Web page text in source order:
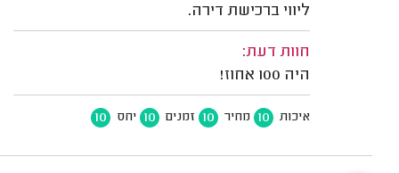
ליווי ברכישת דירה.
חוות דעת:
היה 100 אחוז!
איכות 10 מחיר 10 זמנים 10 יחס 10